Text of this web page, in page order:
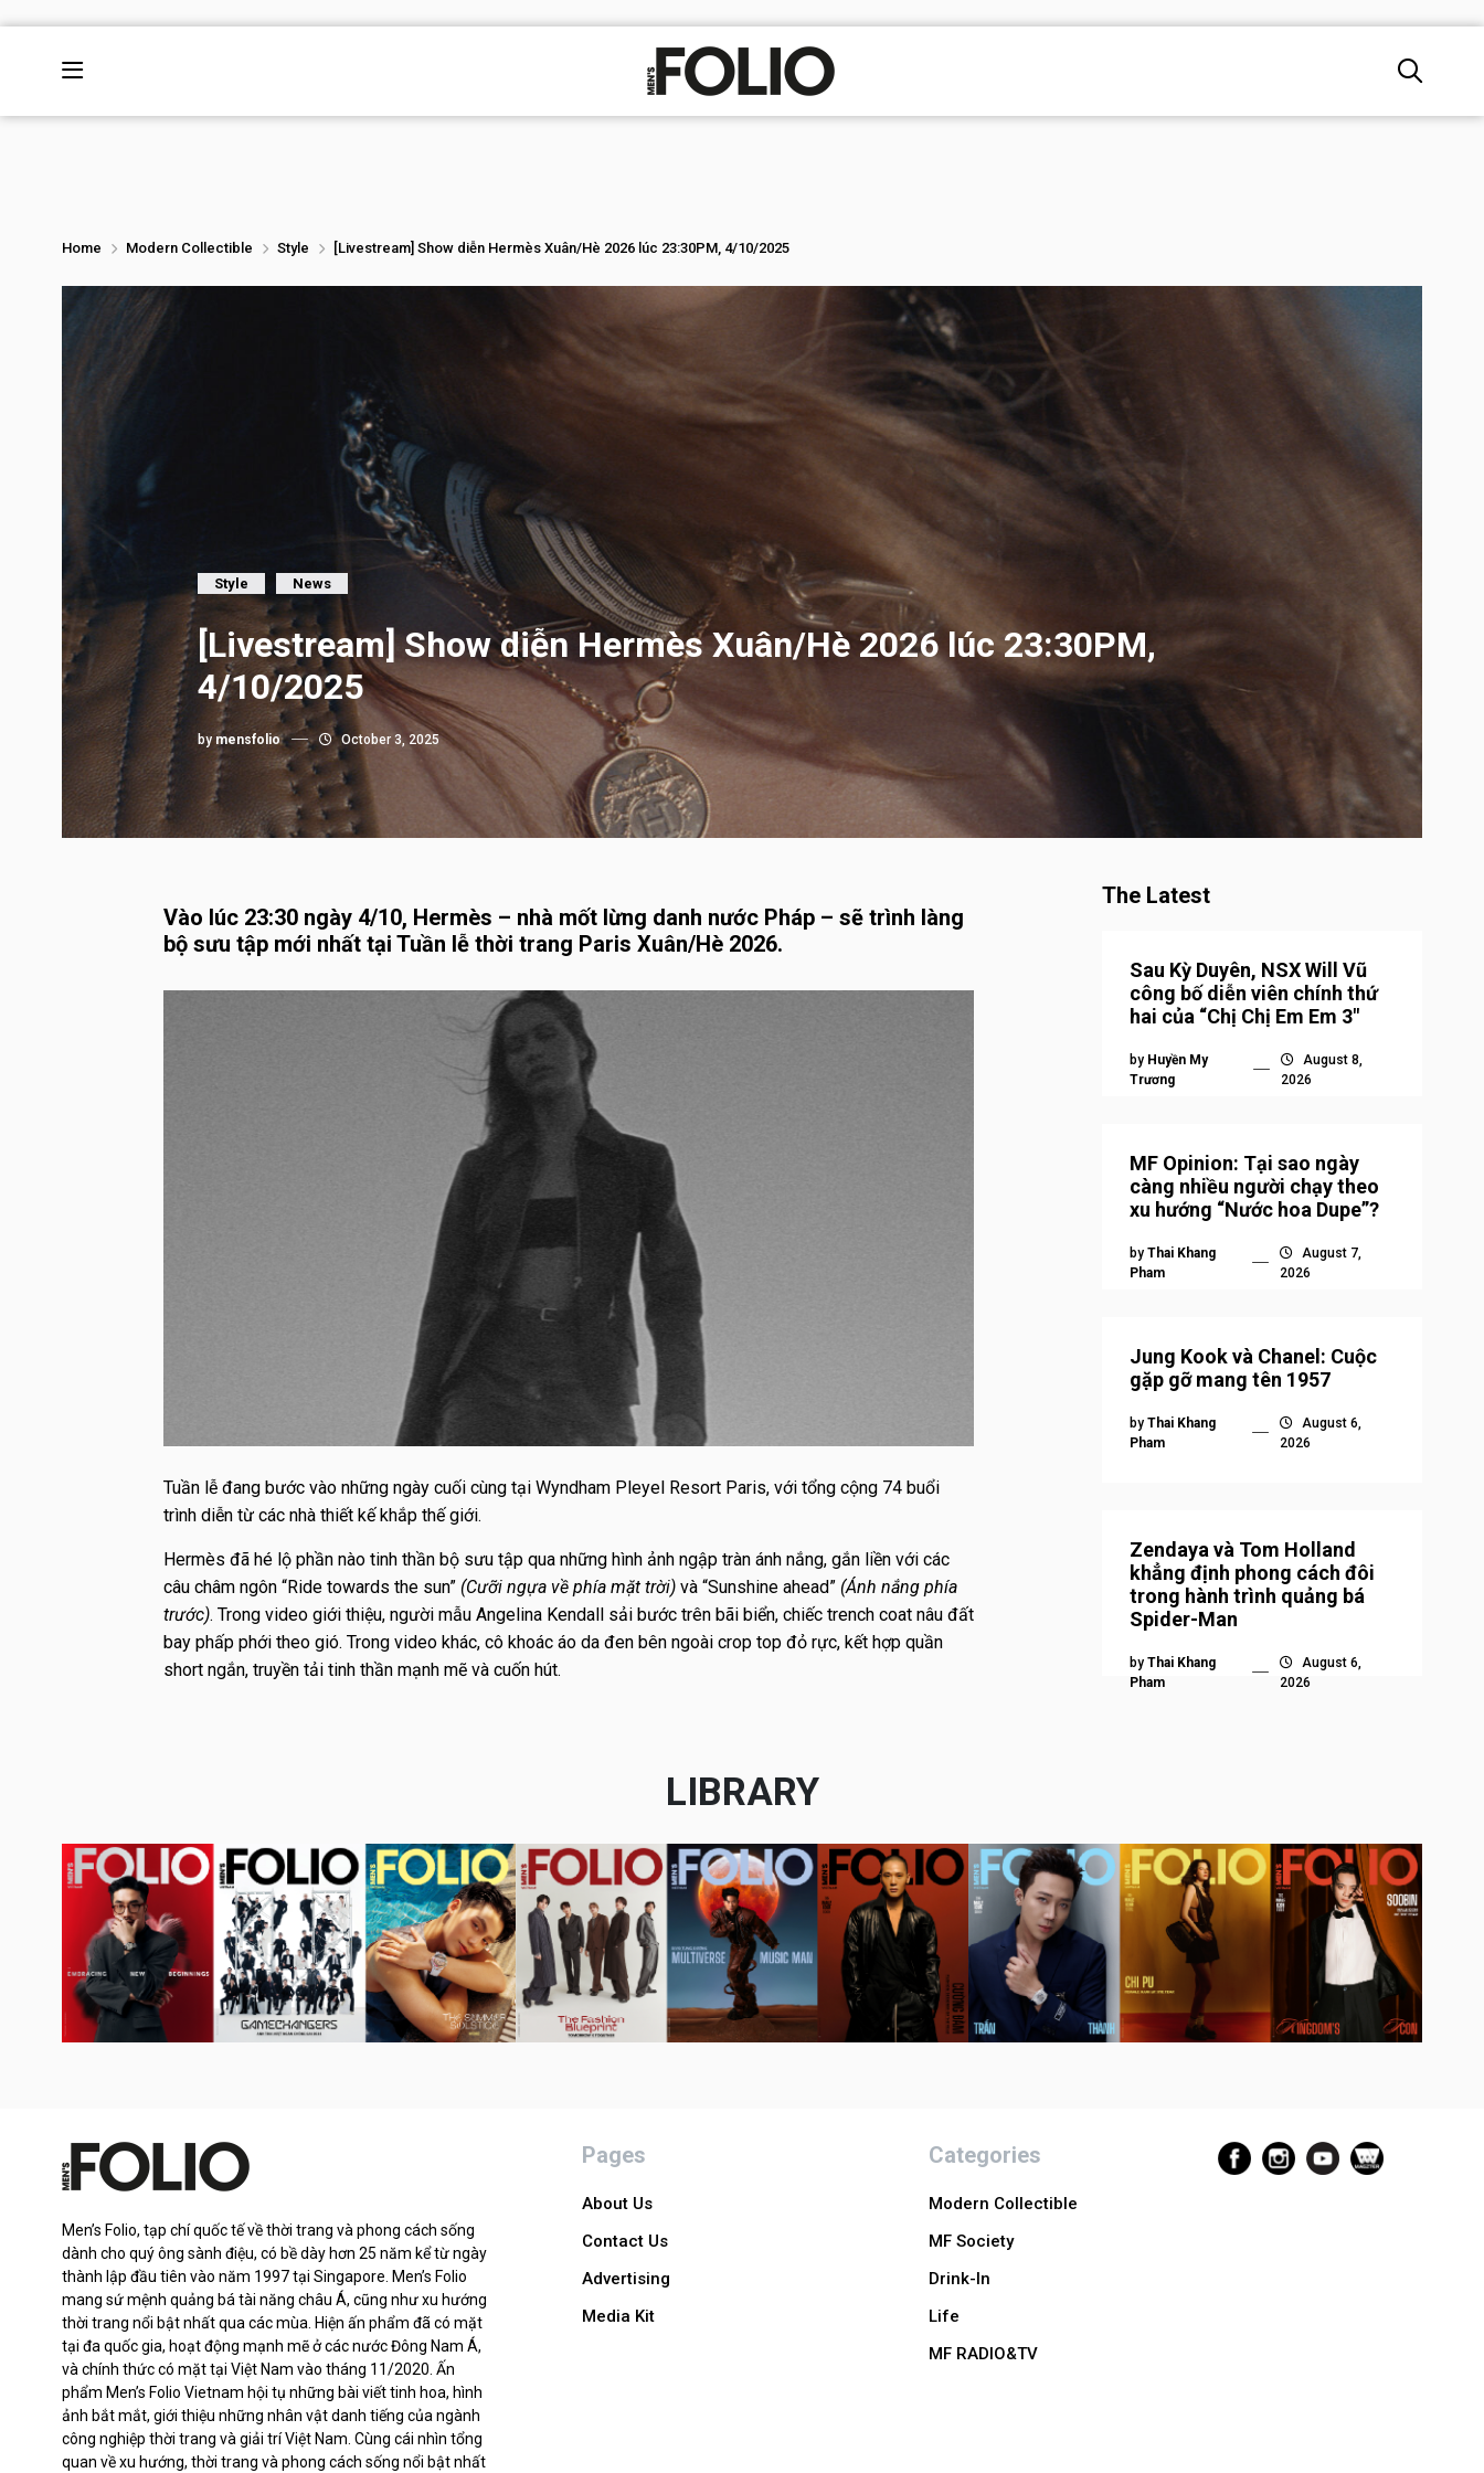
Home Modern Collectible Style [Livestream] Show diễn Hermès Xuân/Hè 2026 lúc 23:30PM, 4/10/2025
Style News
[Livestream] Show diễn Hermès Xuân/Hè 2026 lúc 23:30PM,
4/10/2025
by mensfolio October 3, 2025
Vào lúc 23:30 ngày 4/10, Hermès – nhà mốt lừng danh nước Pháp – sẽ trình làng
bộ sưu tập mới nhất tại Tuần lễ thời trang Paris Xuân/Hè 2026.
Tuần lễ đang bước vào những ngày cuối cùng tại Wyndham Pleyel Resort Paris, với tổng cộng 74 buổi
trình diễn từ các nhà thiết kế khắp thế giới.
Hermès đã hé lộ phần nào tinh thần bộ sưu tập qua những hình ảnh ngập tràn ánh nắng, gắn liền với các
câu châm ngôn “Ride towards the sun” (Cưỡi ngựa về phía mặt trời) và “Sunshine ahead” (Ánh nắng phía
trước). Trong video giới thiệu, người mẫu Angelina Kendall sải bước trên bãi biển, chiếc trench coat nâu đất
bay phấp phới theo gió. Trong video khác, cô khoác áo da đen bên ngoài crop top đỏ rực, kết hợp quần
short ngắn, truyền tải tinh thần mạnh mẽ và cuốn hút.
The Latest
Sau Kỳ Duyên, NSX Will Vũ
công bố diễn viên chính thứ
hai của “Chị Chị Em Em 3″
by Huyền My
Trương
August 8,
2026
MF Opinion: Tại sao ngày
càng nhiều người chạy theo
xu hướng “Nước hoa Dupe”?
by Thai Khang
Pham
August 7,
2026
Jung Kook và Chanel: Cuộc
gặp gỡ mang tên 1957
by Thai Khang
Pham
August 6,
2026
Zendaya và Tom Holland
khẳng định phong cách đôi
trong hành trình quảng bá
Spider-Man
by Thai Khang
Pham
August 6,
2026
LIBRARY
Men’s Folio, tạp chí quốc tế về thời trang và phong cách sống
dành cho quý ông sành điệu, có bề dày hơn 25 năm kể từ ngày
thành lập đầu tiên vào năm 1997 tại Singapore. Men’s Folio
mang sứ mệnh quảng bá tài năng châu Á, cũng như xu hướng
thời trang nổi bật nhất qua các mùa. Hiện ấn phẩm đã có mặt
tại đa quốc gia, hoạt động mạnh mẽ ở các nước Đông Nam Á,
và chính thức có mặt tại Việt Nam vào tháng 11/2020. Ấn
phẩm Men’s Folio Vietnam hội tụ những bài viết tinh hoa, hình
ảnh bắt mắt, giới thiệu những nhân vật danh tiếng của ngành
công nghiệp thời trang và giải trí Việt Nam. Cùng cái nhìn tổng
quan về xu hướng, thời trang và phong cách sống nổi bật nhất
Pages
About Us
Contact Us
Advertising
Media Kit
Categories
Modern Collectible
MF Society
Drink-In
Life
MF RADIO&TV